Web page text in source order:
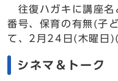
往復ハガキに講座名
番号、保育の有無(子
て、2月24日(木曜日
シネマ＆トーク